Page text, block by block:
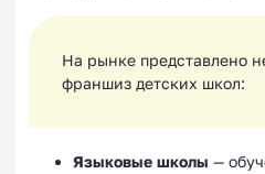
На рынке представлено
франшиз детских школ:
Языковые школы —